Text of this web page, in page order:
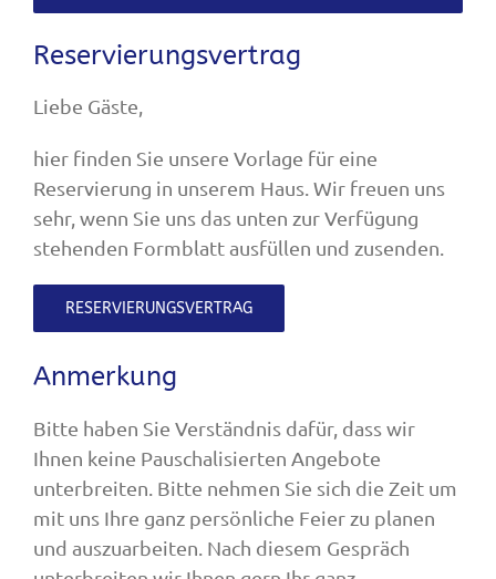
Reservierungsvertrag
Liebe Gäste,
hier finden Sie unsere Vorlage für eine
Reservierung in unserem Haus. Wir freuen uns
sehr, wenn Sie uns das unten zur Verfügung
stehenden Formblatt ausfüllen und zusenden.
RESERVIERUNGSVERTRAG
Anmerkung
Bitte haben Sie Verständnis dafür, dass wir
Ihnen keine Pauschalisierten Angebote
unterbreiten. Bitte nehmen Sie sich die Zeit um
mit uns Ihre ganz persönliche Feier zu planen
und auszuarbeiten. Nach diesem Gespräch